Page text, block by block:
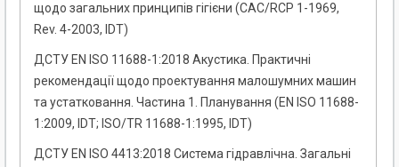
щодо загальних принципів гігієни (CAC/RCP 1-1969,
Rev. 4-2003, IDT)
ДСТУ EN ISO 11688-1:2018 Акустика. Практичні
рекомендації щодо проектування малошумних машин
та устатковання. Частина 1. Планування (EN ISO 11688-
1:2009, ІDT; ISO/TR 11688-1:1995, ІDT)
ДСТУ EN ISO 4413:2018 Система гідравлічна. Загальні